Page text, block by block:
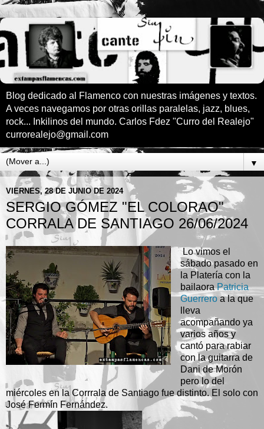
Blog dedicado al Flamenco con nuestras imágenes y textos.
A veces navegamos por otras orillas paralelas, jazz, blues,
rock... Inkilinos del mundo. Carlos Fdez "Curro del Realejo"
currorealejo@gmail.com
▼
VIERNES, 28 DE JUNIO DE 2024
SERGIO GÓMEZ "EL COLORAO"
CORRALA DE SANTIAGO 26/06/2024
Lo vimos el
sábado pasado en
la Platería con la
bailaoraPatricia
Guerrero a la que
lleva
acompañando ya
varios años y
cantó para rabiar
con la guitarra de
Dani de Morón
pero lo del
miércoles en la Corrrala de Santiago fue distinto. El solo con
José Fermín Fernández.